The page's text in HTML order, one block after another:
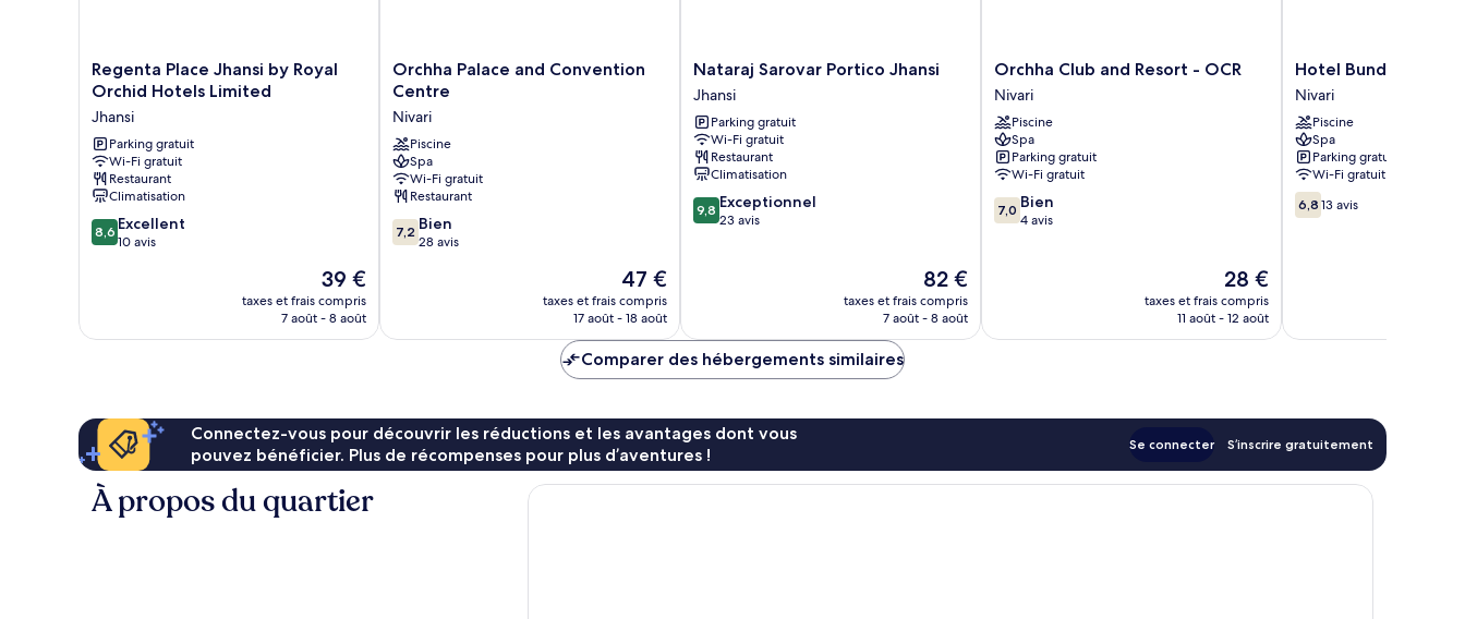
jardin,
jardin
Regenta
Place
by
Royal
Orchid
Hotels
Limited
Jhansi
Regenta Place Jhansi by Royal
Orchid Hotels Limited
Jhansi
Parking gratuit
Wi-Fi gratuit
Restaurant
Climatisation
8.6
sur
8,6 Excellent
10 avis
Le
nouveau
prix
39 €
taxes et frais compris
7 août - 8 août
Orchha
Palace
Convention
Centre
Nivari
Orchha Palace and Convention
Centre
Nivari
Piscine
Spa
Wi-Fi gratuit
Restaurant
7.2
sur
7,2 Bien
28 avis
Le
nouveau
prix
de
47 €
47 €
taxes et frais compris
17 août - 18 août
Nataraj
Sarovar
Portico
Jhansi
Jhansi
Nataraj Sarovar Portico Jhansi
Jhansi
Parking gratuit
Wi-Fi gratuit
Restaurant
Climatisation
9.8
sur
9,8 Exceptionnel
23 avis
Le
nouveau
prix
82 €
taxes et frais compris
7 août - 8 août
Orchha
Club
and
Resort
-
OCR
Nivari
Orchha Club and Resort - OCR
Nivari
Piscine
Spa
Parking gratuit
Wi-Fi gratuit
7.0
sur
7,0 Bien
4 avis
Le
nouveau
prix
28 €
taxes et frais compris
11 août - 12 août
Hotel
Bundelkhand
Riverside
Nivari
Hotel Bundelkhand
Nivari
Piscine
Spa
Parking gratuit
Wi-Fi gratuit
6.8
sur
6,8 13 avis
Comparer des hébergements similaires
Connectez-vous pour découvrir les réductions et les avantages dont vous
pouvez bénéficier. Plus de récompenses pour plus d’aventures !
Se connecter S’inscrire gratuitement
À propos du quartier